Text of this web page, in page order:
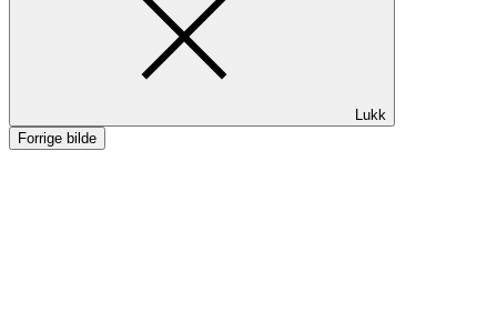
Mat og drikke
Aktiviteter
Lukk
Forrige bilde